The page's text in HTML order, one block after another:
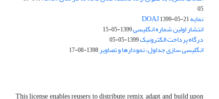
05
نمایه DOAJ1399-05-21
انتشار اولین شماره انگلیسی1399-05-15
درگاه پرداخت الکترونیک1399-05-05
انگلیسی سازی جداول، نمودارها و تصاویر1398-08-17
This license enables reusers to distribute, remix, adapt, and build upon